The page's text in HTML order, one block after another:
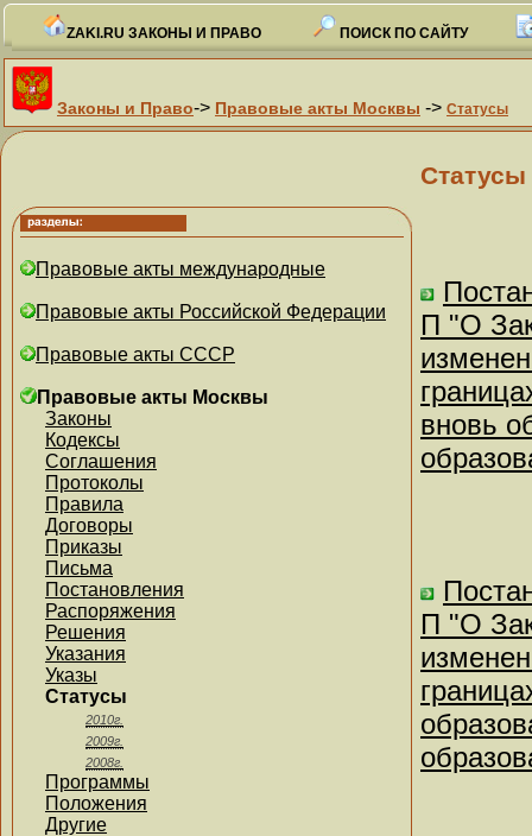
ZAKI.RU ЗАКОНЫ И ПРАВО ПОИСК ПО САЙТУ
Законы и Право-> Правовые акты Москвы -> Статусы
Правовые акты международные
Правовые акты Российской Федерации
Правовые акты СССР
Правовые акты Москвы
Законы
Кодексы
Соглашения
Протоколы
Правила
Договоры
Приказы
Письма
Постановления
Распоряжения
Решения
Указания
Указы
Статусы
2010г.
2009г.
2008г.
Программы
Положения
Другие
Статусы
П "О
вновь
П "О